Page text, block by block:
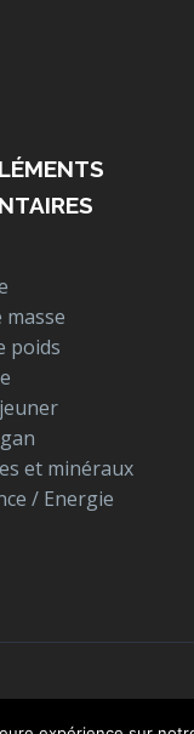
masse
poids
et minéraux
/ Energie